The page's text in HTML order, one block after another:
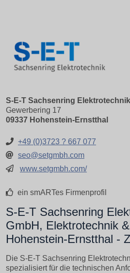
S-E-T Sachsenring Elektrotechnik
Gewerbering 17
09337 Hohenstein-Ernstthal
+49 (0)3723 ? 667 077
seo@setgmbh.com
www.setgmbh.com/
ein smARTes Firmenprofil
S-E-T Sachsenring
GmbH, Elektrotechnik
Hohenstein-Ernstthal -
Die S-E-T Sachsenring
spezialisiert für die technischen